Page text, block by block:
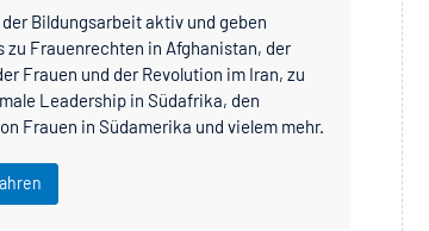
Bildungsarbeit aktiv und geben
zu Frauenrechten in Afghanistan, der
Frauen und der Revolution im Iran, zu
Leadership in Südafrika, den
Frauen in Südamerika und vielem mehr.